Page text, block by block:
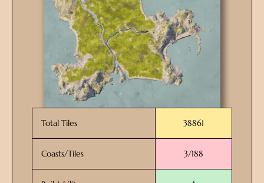
Total Tiles 38861
Coasts/Tiles 3/188